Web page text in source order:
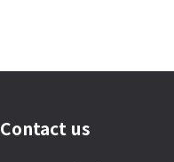
Contact us